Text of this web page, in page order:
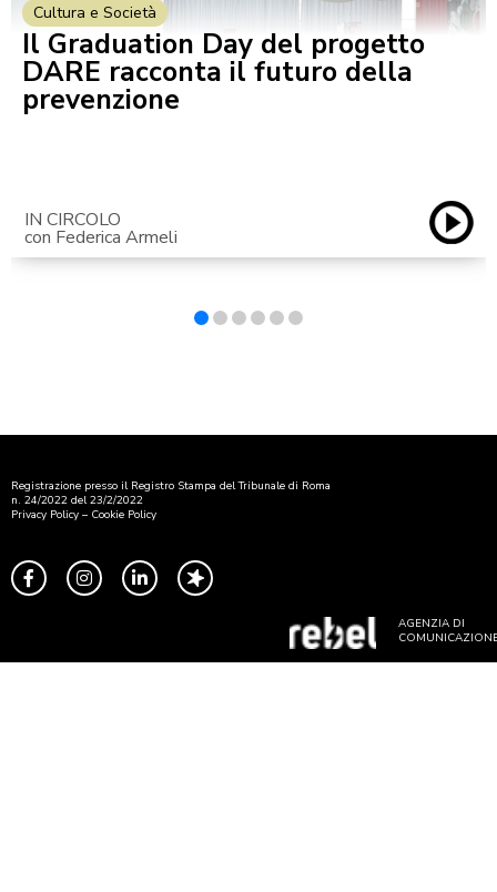
Cultura e Società
Il Graduation Day del progetto
DARE racconta il futuro della
prevenzione
IN CIRCOLO
con Federica Armeli
Registrazione presso il Registro Stampa del Tribunale di Roma
n. 24/2022 del 23/2/2022
Privacy Policy – Cookie Policy
AGENZIA DI